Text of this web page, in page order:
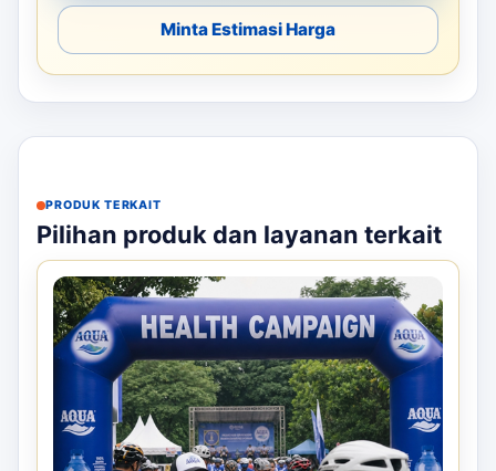
Minta Estimasi Harga
PRODUK TERKAIT
Pilihan produk dan layanan terkait